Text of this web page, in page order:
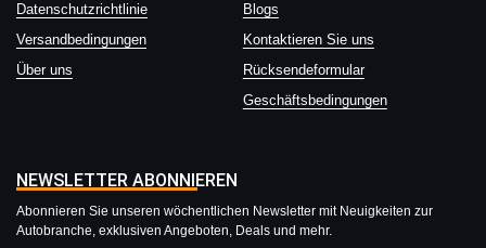
Datenschutzrichtlinie
Blogs
Versandbedingungen
Kontaktieren Sie uns
Über uns
Rücksendeformular
Geschäftsbedingungen
NEWSLETTER ABONNIEREN
Abonnieren Sie unseren wöchentlichen Newsletter mit Neuigkeiten zur
Autobranche, exklusiven Angeboten, Deals und mehr.